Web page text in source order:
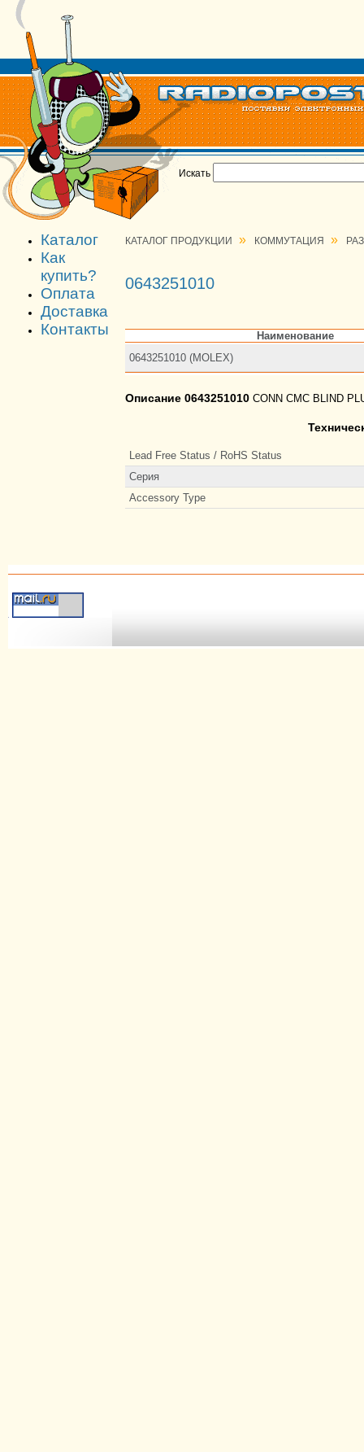
Искать
Каталог
Как
купить?
Оплата
Доставка
Контакты
КАТАЛОГ ПРОДУКЦИИ » КОММУТАЦИЯ »
0643251010
Наименование
0643251010 (MOLEX)
Описание 0643251010 CONN CMC BLIND
Lead Free Status / RoHS Status
Серия
Accessory Type